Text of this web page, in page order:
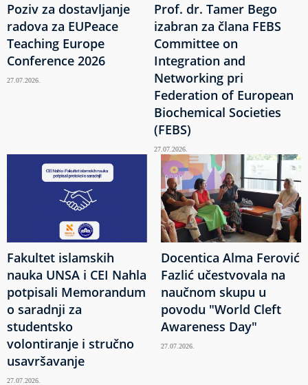
Poziv za dostavljanje
radova za EUPeace
Teaching Europe
Conference 2026
27.07.2026.
Prof. dr. Tamer Bego
izabran za člana FEBS
Committee on
Integration and
Networking pri
Federation of European
Biochemical Societies
(FEBS)
27.07.2026.
Fakultet islamskih
nauka UNSA i CEI Nahla
potpisali Memorandum
o saradnji za
studentsko
volontiranje i stručno
usavršavanje
27.07.2026.
Docentica Alma Ferović
Fazlić učestvovala na
naučnom skupu u
povodu "World Cleft
Awareness Day"
27.07.2026.